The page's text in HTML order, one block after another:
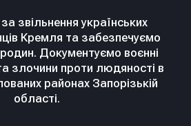
звільнення українських
Кремля та забезпечуємо
родин. Документуємо воєнні
злочини проти людяності в
районах Запорізькій
області.